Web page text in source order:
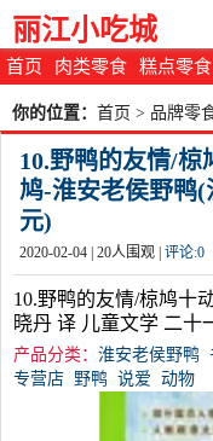
首页 肉类零食 糕点零食
丽江小吃城
你的位置： 首页 > 品牌零
10.野鸭的友情/
鸠-淮安老侯野鸭
元)
2020-02-04 | 20人围观 | 评论:0
10.野鸭的友情/椋鸠十
晓丹 译 儿童文学 二十
产品分类： 淮安老侯野鸭
专营店 野鸭 说爱 动物